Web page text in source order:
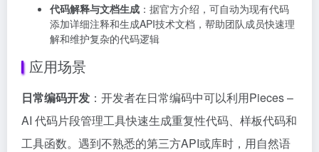
代码解释与文档生成 ：据官方介绍，可自动为现有代码
添加详细注释和生成API技术文档，帮助团队成员快速理
解和维护复杂的代码逻辑
应用场景
日常编码开发 ：开发者在日常编码中可以利用Pieces –
AI 代码片段管理工具快速生成重复性代码、样板代码和
工具函数。遇到不熟悉的第三方API或库时，用自然语